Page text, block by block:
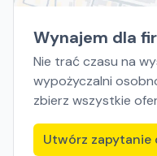
Wynajem dla
Nie trać czasu na
wypożyczalni
zbierz wszystkie
Utwórz